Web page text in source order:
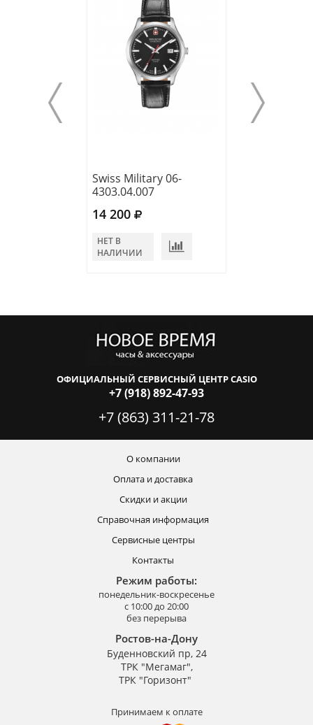
Swiss Military 06-
4303.04.007
14 200
НЕТ В
НАЛИЧИИ
ОФИЦИАЛЬНЫЙ СЕРВИСНЫЙ ЦЕНТР CASIO
+7 (918) 892-47-93
+7 (863) 311-21-78
О компании
Оплата и доставка
Скидки и акции
Справочная информация
Сервисные центры
Контакты
Режим работы:
понедельник-воскресенье
с 10:00 до 20:00
без перерыва
Ростов-на-Дону
Буденновский пр, 24
ТРК "Мегамаг",
ТРК "Горизонт"
Принимаем к оплате